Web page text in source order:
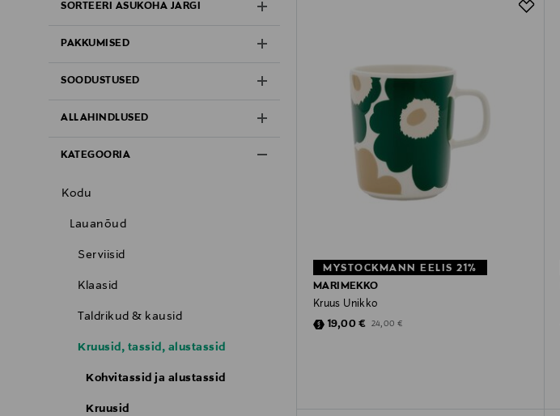
SORTEERI ASUKOHA JÄRGI
PAKKUMISED
SOODUSTUSED
ALLAHINDLUSED
KATEGOORIA
Kodu
Lauanõud
Serviisid
Klaasid
Taldrikud & kausid
Kruusid, tassid, alustassid
Kohvitassid ja alustassid
Kruusid
MYSTOCKMANN EELIS 21%
MARIMEKKO
Kruus Unikko
Discounted Price
19,00 € Original Price
24,00 €